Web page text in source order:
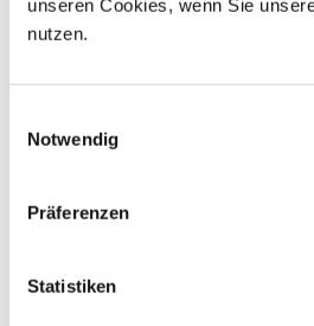
unseren Cookies, wenn Sie
nutzen.
Notwendig
Präferenzen
Statistiken
24 25 26 27